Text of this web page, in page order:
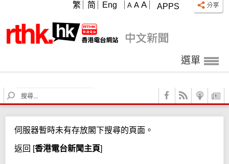
APPS
A A A
繁 简 Eng
選單
S
e
c
h
伺服器暫時未有存放閣下搜尋的頁面。
返回 [香港電台新聞主頁]